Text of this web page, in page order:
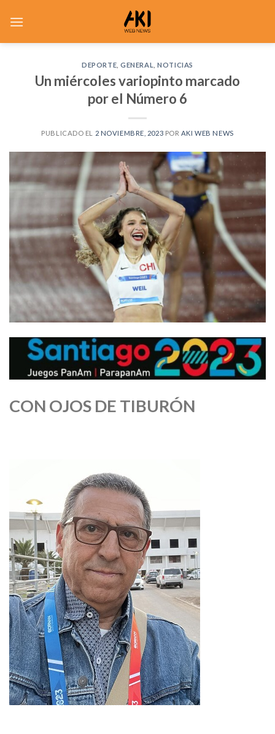
DEPORTE ,GENERAL ,NOTICIAS
Un miércoles variopinto marcado
por el Número 6
PUBLICADO EL 2 NOVIEMBRE, 2023 POR AKI WEB NEWS
CON OJOS DE TIBURÓN